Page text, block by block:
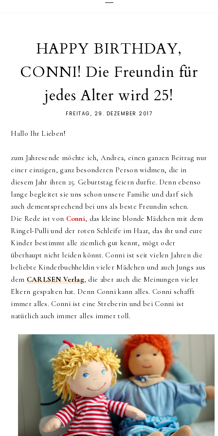
HAPPY BIRTHDAY,
CONNI! Die Freundin für
jedes Alter wird 25!
FREITAG, 29. DEZEMBER 2017
Hallo Ihr Lieben!
zum Jahresende möchte ich, Andrea, einen ganzen Beitrag nur
einer einzigen, ganz besonderen Person widmen, die in
diesem Jahr ihren 25. Geburtstag feiern durfte. Denn ebenso
lange begleitet sie uns schon unsere Familie und darf sich
auch dementsprechend bei uns als beste Freundin sehen.
Die Rede ist von Conni, das kleine blonde Mädchen mit dem
Ringel-Pulli und der roten Schleife im Haar, das ihr und eure
Kinder bestimmt alle ziemlich gut kennt, mögt oder
überhaupt nicht leiden könnt. Conni ist seit vielen Jahren die
beliebte Kinderbuchheldin vieler Mädchen und auch Jungs aus
dem CARLSEN Verlag, die aber auch die Meinungen vieler
Eltern gespalten hat. Denn Conni kann alles. Conni schafft
immer alles. Conni ist eine Streberin und bei Conni ist
natürlich auch immer alles immer toll.